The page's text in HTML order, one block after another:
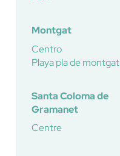
Montgat
Centro
Playa pla de montgat
Santa Coloma de
Gramanet
Centre